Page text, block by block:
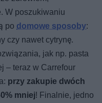
W poszukiwaniu
po domowe sposoby:
czy nawet cytrynę.
jak np. pasta
– teraz w Carrefour
przy zakupie dwóch
mniej! Finalnie, jedno